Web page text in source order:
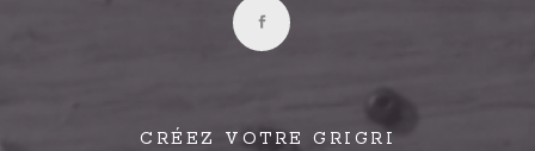
CRÉEZ VOTRE GRIGRI